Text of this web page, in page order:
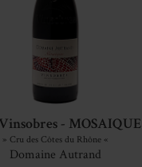
- MOSAIQUE
» Cru des Côtes du Rhône «
Domaine Autrand